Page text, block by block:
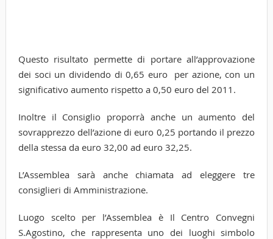
Questo risultato permette di portare all’approvazione
dei soci un dividendo di 0,65 euro per azione, con un
significativo aumento rispetto a 0,50 euro del 2011.
Inoltre il Consiglio proporrà anche un aumento del
sovrapprezzo dell’azione di euro 0,25 portando il prezzo
della stessa da euro 32,00 ad euro 32,25.
L’Assemblea sarà anche chiamata ad eleggere tre
consiglieri di Amministrazione.
Luogo scelto per l’Assemblea è Il Centro Convegni
S.Agostino, che rappresenta uno dei luoghi simbolo